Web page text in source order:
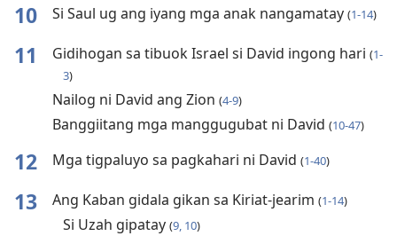
10 Si Saul ug ang iyang mga anak nangamatay (1-14)
11 Gidihogan sa tibuok Israel si David ingong hari (1-
3)
Nailog ni David ang Zion (4-9)
Banggiitang mga manggugubat ni David (10-47)
12 Mga tigpaluyo sa pagkahari ni David (1-40)
13 Ang Kaban gidala gikan sa Kiriat-jearim (1-14)
Si Uzah gipatay (9, 10)